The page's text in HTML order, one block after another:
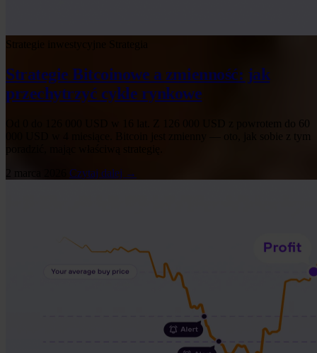
Strategie Bitcoinowe a zmienność: jak
przechytrzyć cykle rynkowe
Od 0 do 126 000 USD w 16 lat. Z 126 000 USD z powrotem do 60
000 USD w 4 miesiące. Bitcoin jest zmienny — oto, jak sobie z tym
Czytaj dalej →